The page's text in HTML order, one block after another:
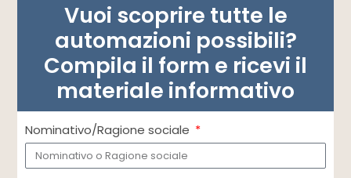
Vuoi scoprire tutte le
automazioni possibili?
Compila il form e ricevi il
materiale informativo
Nominativo/Ragione sociale